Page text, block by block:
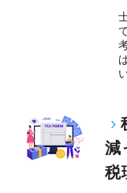
減
税